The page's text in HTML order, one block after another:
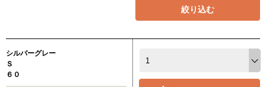
絞り込む
シルバーグレー
Ｓ
６０